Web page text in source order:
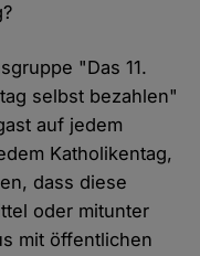
"Das 11.
selbst bezahlen"
auf jedem
Katholikentag,
dass diese
oder mitunter
mit öffentlichen